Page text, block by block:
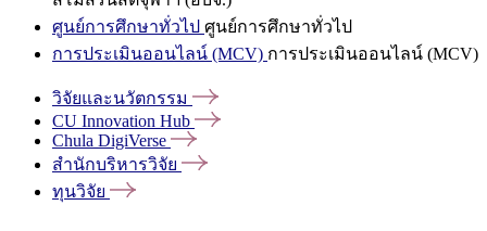
ศูนย์การศึกษาทั่วไป ศูนย์การศึกษาทั่วไป
การประเมินออนไลน์ (MCV) การประเมินออนไลน์ (MCV)
วิจัยและนวัตกรรม
CU Innovation Hub
Chula DigiVerse
สำนักบริหารวิจัย
ทุนวิจัย